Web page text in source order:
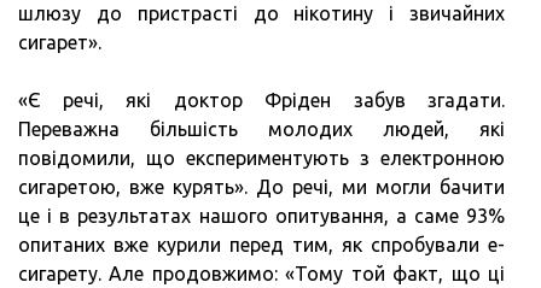
шлюзу до пристрасті до нікотину і звичайних
сигарет».
«Є речі, які доктор Фріден забув згадати.
Переважна більшість молодих людей, які
повідомили, що експериментують з електронною
сигаретою, вже курять». До речі, ми могли бачити
це і в результатах нашого опитування, а саме 93%
опитаних вже курили перед тим, як спробували е-
сигарету. Але продовжимо: «Тому той факт, що ці